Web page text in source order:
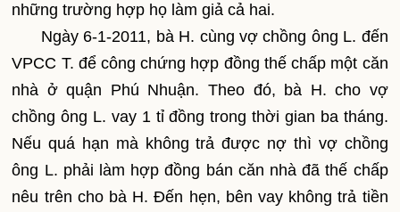
những trường hợp họ làm giả cả hai.
Ngày 6-1-2011, bà H. cùng vợ chồng ông L. đến
VPCC T. để công chứng hợp đồng thế chấp một căn
nhà ở quận Phú Nhuận. Theo đó, bà H. cho vợ
chồng ông L. vay 1 tỉ đồng trong thời gian ba tháng.
Nếu quá hạn mà không trả được nợ thì vợ chồng
ông L. phải làm hợp đồng bán căn nhà đã thế chấp
nêu trên cho bà H. Đến hẹn, bên vay không trả tiền